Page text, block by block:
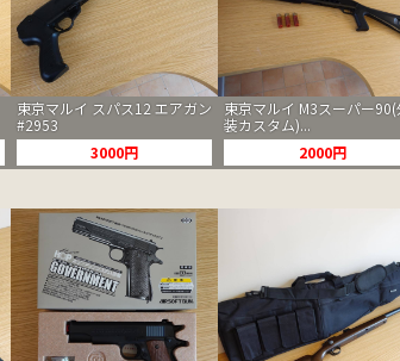
東京マルイ スパス12 エアガン
#2953
3000円
東京マルイ M3スーパー90(
装カスタム)...
2000円